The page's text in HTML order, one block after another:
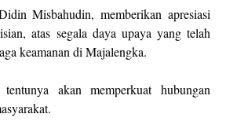
Misbahudin, memberikan apresiasi
atas segala daya upaya yang telah
keamanan di Majalengka.
akan memperkuat hubungan